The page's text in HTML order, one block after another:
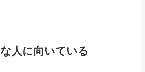
人に向いている